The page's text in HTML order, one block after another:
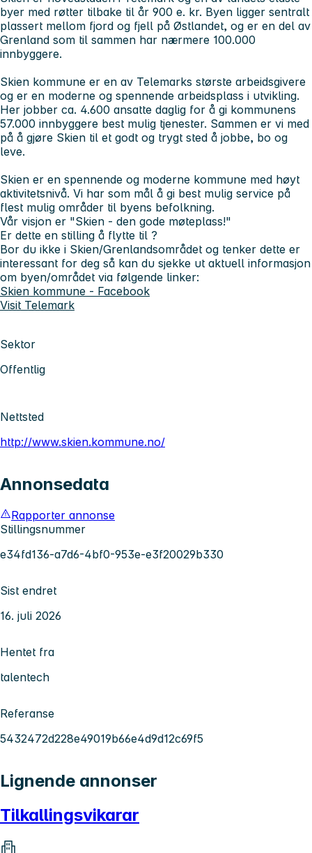
byer med røtter tilbake til år 900 e. kr. Byen ligger sentralt
plassert mellom fjord og fjell på Østlandet, og er en del av
Grenland som til sammen har nærmere 100.000
innbyggere.
Skien kommune er en av Telemarks største arbeidsgivere
og er en moderne og spennende arbeidsplass i utvikling.
Her jobber ca. 4.600 ansatte daglig for å gi kommunens
57.000 innbyggere best mulig tjenester. Sammen er vi med
på å gjøre Skien til et godt og trygt sted å jobbe, bo og
leve.
Skien er en spennende og moderne kommune med høyt
aktivitetsnivå. Vi har som mål å gi best mulig service på
flest mulig områder til byens befolkning.
Vår visjon er "Skien - den gode møteplass!"
Er dette en stilling å flytte til ?
Bor du ikke i Skien/Grenlandsområdet og tenker dette er
interessant for deg så kan du sjekke ut aktuell informasjon
om byen/området via følgende linker:
Skien kommune - Facebook
Visit Telemark
Sektor
Offentlig
Nettsted
http://www.skien.kommune.no/
Annonsedata
Rapporter annonse
Stillingsnummer
e34fd136-a7d6-4bf0-953e-e3f20029b330
Sist endret
16. juli 2026
Hentet fra
talentech
Referanse
5432472d228e49019b66e4d9d12c69f5
Lignende annonser
Tilkallingsvikarar